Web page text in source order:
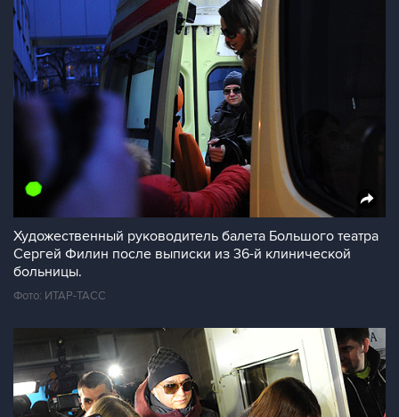
Художественный руководитель балета Большого театра
Сергей Филин после выписки из 36-й клинической
больницы.
Фото: ИТАР-ТАСС